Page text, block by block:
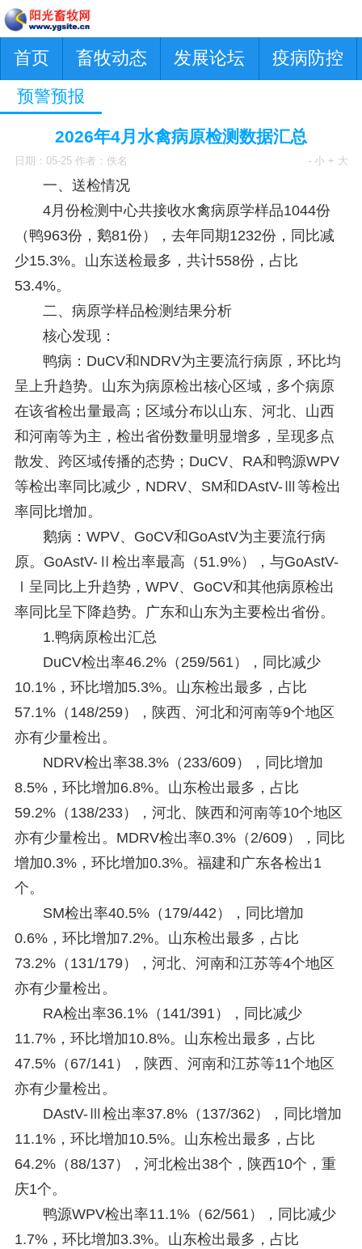
首页 畜牧动态 发展论坛 疫病防控
预警预报
2026年4月水禽病原检测数据汇总
日期：05-25 作者：佚名 - 小 + 大
一、送检情况
4月份检测中心共接收水禽病原学样品1044份
（鸭963份，鹅81份），去年同期1232份，同比减
少15.3%。山东送检最多，共计558份，占比
53.4%。
二、病原学样品检测结果分析
核心发现：
鸭病：DuCV和NDRV为主要流行病原，环比均
呈上升趋势。山东为病原检出核心区域，多个病原
在该省检出量最高；区域分布以山东、河北、山西
和河南等为主，检出省份数量明显增多，呈现多点
散发、跨区域传播的态势；DuCV、RA和鸭源WPV
等检出率同比减少，NDRV、SM和DAstV-Ⅲ等检出
率同比增加。
鹅病：WPV、GoCV和GoAstV为主要流行病
原。GoAstV-Ⅱ检出率最高（51.9%），与GoAstV-
Ⅰ呈同比上升趋势，WPV、GoCV和其他病原检出
率同比呈下降趋势。广东和山东为主要检出省份。
1.鸭病原检出汇总
DuCV检出率46.2%（259/561），同比减少
10.1%，环比增加5.3%。山东检出最多，占比
57.1%（148/259），陕西、河北和河南等9个地区
亦有少量检出。
NDRV检出率38.3%（233/609），同比增加
8.5%，环比增加6.8%。山东检出最多，占比
59.2%（138/233），河北、陕西和河南等10个地区
亦有少量检出。MDRV检出率0.3%（2/609），同比
增加0.3%，环比增加0.3%。福建和广东各检出1
个。
SM检出率40.5%（179/442），同比增加
0.6%，环比增加7.2%。山东检出最多，占比
73.2%（131/179），河北、河南和江苏等4个地区
亦有少量检出。
RA检出率36.1%（141/391），同比减少
11.7%，环比增加10.8%。山东检出最多，占比
47.5%（67/141），陕西、河南和江苏等11个地区
亦有少量检出。
DAstV-Ⅲ检出率37.8%（137/362），同比增加
11.1%，环比增加10.5%。山东检出最多，占比
64.2%（88/137），河北检出38个，陕西10个，重
庆1个。
鸭源WPV检出率11.1%（62/561），同比减少
1.7%，环比增加3.3%。山东检出最多，占比